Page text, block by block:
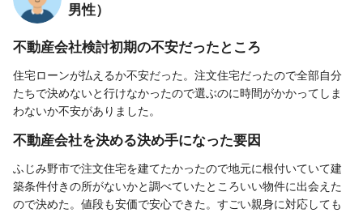
男性）
不動産会社検討初期の不安だったところ
住宅ローンが払えるか不安だった。注文住宅だったので全部自分
たちで決めないと行けなかったので選ぶのに時間がかかってしま
わないか不安がありました。
不動産会社を決める決め手になった要因
ふじみ野市で注文住宅を建てたかったので地元に根付いていて建
築条件付きの所がないかと調べていたところいい物件に出会えた
ので決めた。値段も安価で安心できた。すごい親身に対応しても